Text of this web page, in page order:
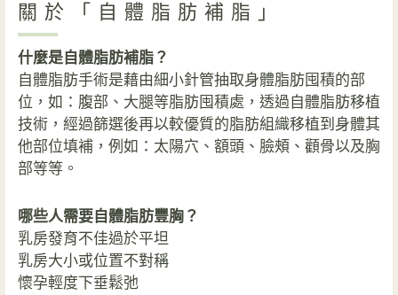
關於「自體脂肪補脂」
什麼是自體脂肪補脂？
自體脂肪手術是藉由細小針管抽取身體脂肪囤積的部
位，如：腹部、大腿等脂肪囤積處，透過自體脂肪移植
技術，經過篩選後再以較優質的脂肪組織移植到身體其
他部位填補，例如：太陽穴、額頭、臉頰、顴骨以及胸
部等等。
哪些人需要自體脂肪豐胸？
乳房發育不佳過於平坦
乳房大小或位置不對稱
懷孕輕度下垂鬆弛